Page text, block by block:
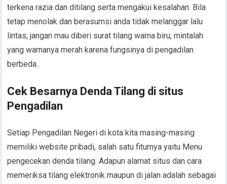
terkena razia dan ditilang serta mengakui kesalahan. Bila
tetap menolak dan berasumsi anda tidak melanggar lalu
lintas, jangan mau diberi surat tilang warna biru, mintalah
yang warnanya merah karena fungsinya di pengadilan
berbeda.
Cek Besarnya Denda Tilang di situs
Pengadilan
Setiap Pengadilan Negeri di kota kita masing-masing
memiliki website pribadi, salah satu fiturnya yaitu Menu
pengecekan denda tilang. Adapun alamat situs dan cara
memeriksa tilang elektronik maupun di jalan adalah sebagai